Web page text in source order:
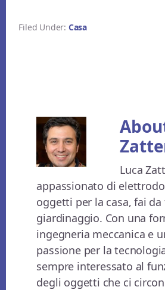
Filed Under: Casa
Luca
appassionato di
oggetti per la casa, fai da
giardinaggio. Con una
ingegneria meccanica e
passione per la
sempre interessato al
degli oggetti che ci